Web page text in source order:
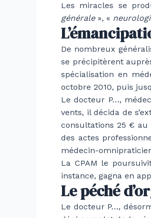
Les miracles se
générale», «
De nombreux
se précipitèrent
spécialisation en
octobre 2010, puis
Le docteur P…,
vents, il décida de
consultations 25 € au
des actes
médecin-
La CPAM le
instance, gagna en
Le péché
Le docteur P…,